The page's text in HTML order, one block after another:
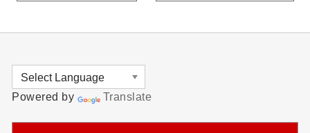
Powered by Translate